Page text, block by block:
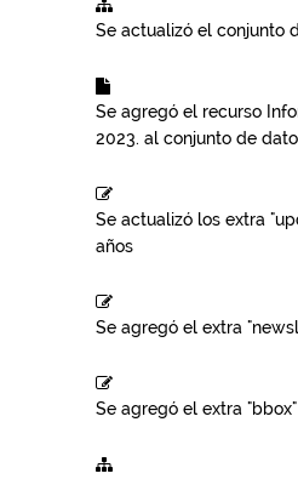
Se actualizó el conjunto
Se agregó el recurso
2023. al conjunto de
Se actualizó los extra
años
Se agregó el extra
Se agregó el extra